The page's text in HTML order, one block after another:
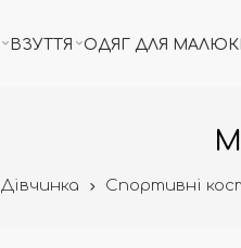
ВЗУТТЯ ОДЯГ ДЛЯ
Дівчинка Спортивні